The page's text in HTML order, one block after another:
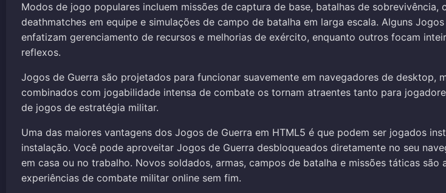
Modos de jogo populares incluem missões de captura de base, batalhas de sobrevivência,
deathmatches em equipe e simulações de campo de batalha em larga escala. Alguns
enfatizam gerenciamento de recursos e melhorias de exército, enquanto outros focam
reflexos.
Jogos de Guerra são projetados para funcionar suavemente em navegadores de desktop,
combinados com jogabilidade intensa de combate os tornam atraentes tanto para
de jogos de estratégia militar.
Uma das maiores vantagens dos Jogos de Guerra em HTML5 é que podem ser jogados
instalação. Você pode aproveitar Jogos de Guerra desbloqueados diretamente no seu
em casa ou no trabalho. Novos soldados, armas, campos de batalha e missões táticas são
experiências de combate militar online sem fim.